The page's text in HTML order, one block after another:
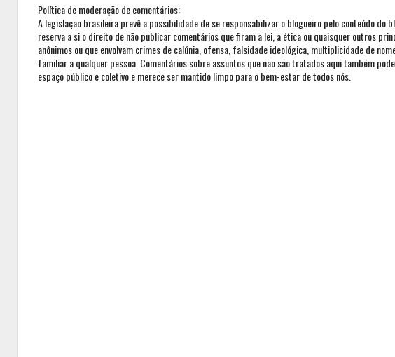
Política de moderação de comentários:
A legislação brasileira prevê a possibilidade de se responsabilizar o blogueiro pelo conteúdo
reserva a si o direito de não publicar comentários que firam a lei, a ética ou quaisquer outros
anônimos ou que envolvam crimes de calúnia, ofensa, falsidade ideológica, multiplicidade de
familiar a qualquer pessoa. Comentários sobre assuntos que não são tratados aqui também
espaço público e coletivo e merece ser mantido limpo para o bem-estar de todos nós.